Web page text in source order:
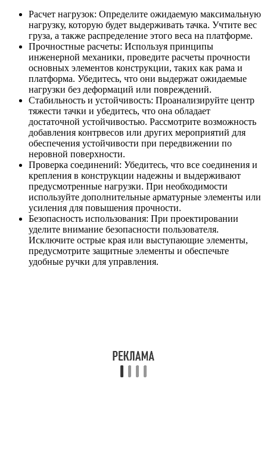
Расчет нагрузок: Определите ожидаемую максимальную
нагрузку, которую будет выдерживать тачка. Учтите вес
груза, а также распределение этого веса на платформе.
Прочностные расчеты: Используя принципы
инженерной механики, проведите расчеты прочности
основных элементов конструкции, таких как рама и
платформа. Убедитесь, что они выдержат ожидаемые
нагрузки без деформаций или повреждений.
Стабильность и устойчивость: Проанализируйте центр
тяжести тачки и убедитесь, что она обладает
достаточной устойчивостью. Рассмотрите возможность
добавления контрвесов или других мероприятий для
обеспечения устойчивости при передвижении по
неровной поверхности.
Проверка соединений: Убедитесь, что все соединения и
крепления в конструкции надежны и выдерживают
предусмотренные нагрузки. При необходимости
используйте дополнительные арматурные элементы или
усиления для повышения прочности.
Безопасность использования: При проектировании
уделите внимание безопасности пользователя.
Исключите острые края или выступающие элементы,
предусмотрите защитные элементы и обеспечьте
удобные ручки для управления.